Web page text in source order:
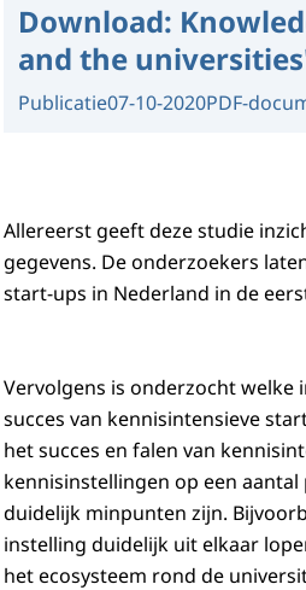
Download:
and the
Publicatie07-10-2020PDF-
Allereerst geeft deze studie
gegevens. De onderzoekers
start-ups in Nederland in de
Vervolgens is onderzocht welke
succes van kennisintensieve
het succes en falen van
kennisinstellingen op een
duidelijk minpunten zijn.
instelling duidelijk uit elkaar
het ecosysteem rond de